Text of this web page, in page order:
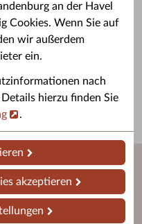
an der Havel
Cookies. Wenn Sie auf
wir außerdem
ein.
nach
hierzu finden Sie
.
akzeptieren